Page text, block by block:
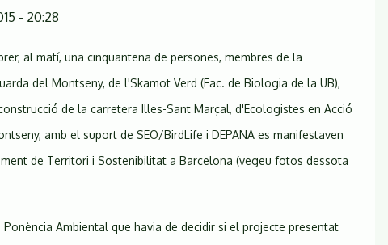
- 20:28
al matí, una cinquantena de persones, membres de la
del Montseny, de l'Skamot Verd (Fac. de Biologia de la UB),
de la carretera Illes-Sant Marçal, d'Ecologistes en Acció
amb el suport de SEO/BirdLife i DEPANA es manifestaven
de Territori i Sostenibilitat a Barcelona (vegeu fotos dessota
Ambiental que havia de decidir si el projecte presentat